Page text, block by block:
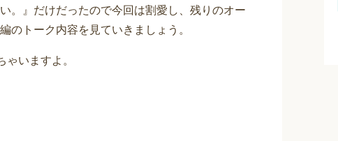
。』だけだったので今回は割愛し、残りのオー
のトーク内容を見ていきましょう。
ゃいますよ。